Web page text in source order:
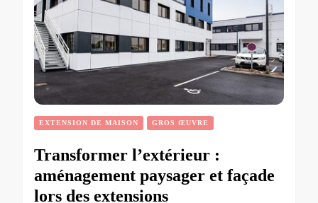
EXTENSION DE MAISON GROS ŒUVRE
Transformer l’extérieur :
aménagement paysager et façade
lors des extensions